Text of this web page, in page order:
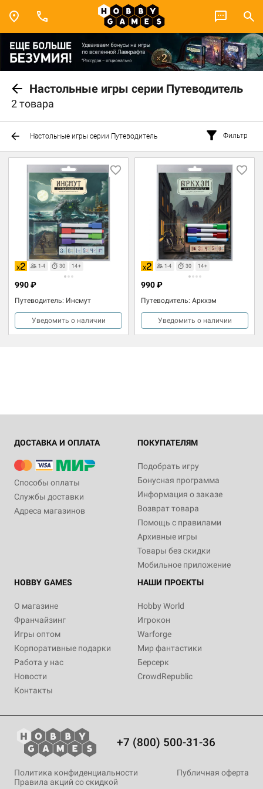
Настольные игры серии Путеводитель
2 товара
Настольные игры серии Путеводитель Фильтр
1-4 30 14+
Путеводитель: Инсмут
990 ₽
Уведомить о наличии
1-4 30 14+
Путеводитель: Аркхэм
990 ₽
Уведомить о наличии
ДОСТАВКА И ОПЛАТА
Способы оплаты
Службы доставки
Адреса магазинов
ПОКУПАТЕЛЯМ
Подобрать игру
Бонусная программа
Информация о заказе
Возврат товара
Помощь с правилами
Архивные игры
Товары без скидки
Мобильное приложение
HOBBY GAMES
О магазине
Франчайзинг
Игры оптом
Корпоративные подарки
Работа у нас
Новости
Контакты
НАШИ ПРОЕКТЫ
Hobby World
Игрокон
Warforge
Мир фантастики
Берсерк
CrowdRepublic
+7 (800) 500-31-36
Политика конфиденциальности
Публичная оферта
Правила акций со скидкой